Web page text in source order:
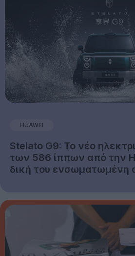
HUAWEI
Stelato G9: Το νέο
των 586 ίππων από την
δική του ενσωματωμένη